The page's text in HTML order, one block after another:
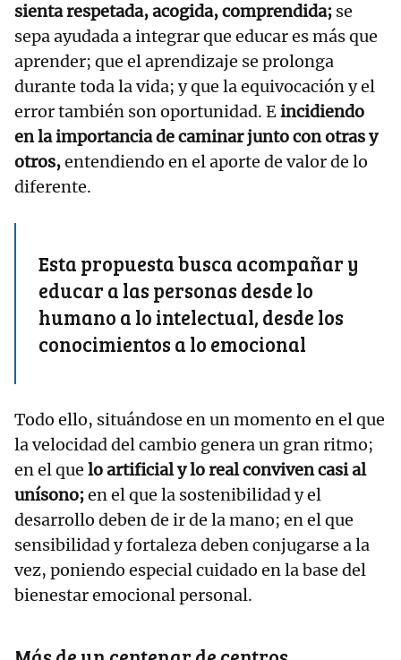
sienta respetada, acogida, comprendida; se
sepa ayudada a integrar que educar es más que
aprender; que el aprendizaje se prolonga
durante toda la vida; y que la equivocación y el
error también son oportunidad. Eincidiendo
en la importancia de caminar junto con otras y
otros,entendiendo en el aporte de valor de lo
diferente.
Esta propuesta busca acompañar y
educar a las personas desde lo
humano a lo intelectual, desde los
conocimientos a lo emocional
Todo ello, situándose en un momento en el que
la velocidad del cambio genera un gran ritmo;
en el que lo artificial y lo real conviven casi al
unísono;en el que la sostenibilidad y el
desarrollo deben de ir de la mano; en el que
sensibilidad y fortaleza deben conjugarse a la
vez, poniendo especial cuidado en la base del
bienestar emocional personal.